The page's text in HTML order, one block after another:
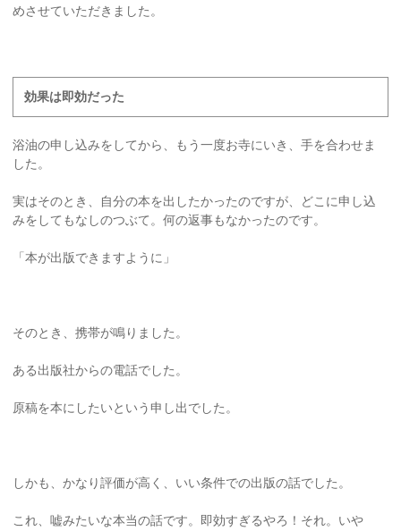
めさせていただきました。
効果は即効だった
浴油の申し込みをしてから、もう一度お寺にいき、手を合わせま
した。
実はそのとき、自分の本を出したかったのですが、どこに申し込
みをしてもなしのつぶて。何の返事もなかったのです。
「本が出版できますように」
そのとき、携帯が鳴りました。
ある出版社からの電話でした。
原稿を本にしたいという申し出でした。
しかも、かなり評価が高く、いい条件での出版の話でした。
これ、嘘みたいな本当の話です。即効すぎるやろ！それ。いや